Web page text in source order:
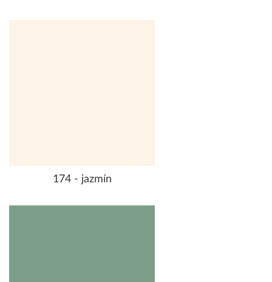
174 - jazmín